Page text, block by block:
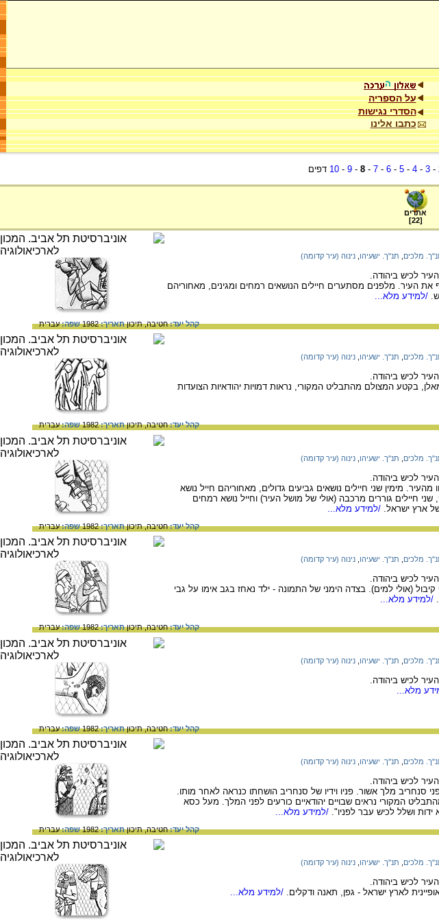
על הספריה
הסדרי נגישות
כתבו אלינו
-
3
-
4
-
5
-
6
-
7
-
8
-
9
-
10 דפים
אתרים
[
22
]
מלכים תנ"ך. ישעיהו נינוה (עיר קדומה)
לכיש ביהודה.
העיר. מלפנים מסתערים חיילים הנושאים רמחים ומגינים, מאחוריהם
/למידע מלא...
קהל יעד:חטיבה,תיכוןתאריך:1982 שפה:עברית
מלכים תנ"ך. ישעיהו נינוה (עיר קדומה)
לכיש ביהודה.
בקטע המצולם מהתבליט המקורי, נראות דמויות יהודאיות הצועדות
קהל יעד:חטיבה,תיכוןתאריך:1982 שפה:עברית
מלכים תנ"ך. ישעיהו נינוה (עיר קדומה)
לכיש ביהודה.
מימין שני חיילים נושאים גביעים גדולים, מאחוריהם חייל נושא
חיילים גוררים מרכבה (אולי של מושל העיר) וחייל נושא רמחים
ארץ ישראל. /למידע מלא...
קהל יעד:חטיבה,תיכוןתאריך:1982 שפה:עברית
מלכים תנ"ך. ישעיהו נינוה (עיר קדומה)
לכיש ביהודה.
(אולי למים). בצדה הימני של התמונה - ילד נאחז בגב אימו על גבי
/למידע מלא...
קהל יעד:חטיבה,תיכוןתאריך:1982 שפה:עברית
מלכים תנ"ך. ישעיהו נינוה (עיר קדומה)
לכיש ביהודה.
מלא...
קהל יעד:חטיבה,תיכוןתאריך:1982 שפה:עברית
מלכים תנ"ך. ישעיהו נינוה (עיר קדומה)
לכיש ביהודה.
מלך אשור. פניו וידיו של סנחריב הושחתו כנראה לאחר מותו.
המקורי נראים שבויים יהודאיים כורעים לפני המלך. מעל כסא
ושלל לכיש עבר לפניו". /למידע מלא...
קהל יעד:חטיבה,תיכוןתאריך:1982 שפה:עברית
מלכים תנ"ך. ישעיהו נינוה (עיר קדומה)
לכיש ביהודה.
לארץ ישראל - גפן, תאנה ודקלים. /למידע מלא...